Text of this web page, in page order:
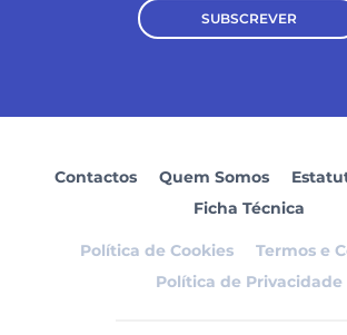
SUBSCREVER
Contactos Quem Somos
Ficha Técnica
Política de Cookies
Termos e
Política de Privacidade